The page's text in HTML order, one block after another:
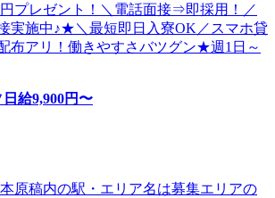
プレゼント！＼電話面接⇒即採用！／
実施中♪★＼最短即日入寮OK／スマホ貸
布アリ！働きやすさバツグン★週1日～
日給9,900円〜
原稿内の駅・エリア名は募集エリアの